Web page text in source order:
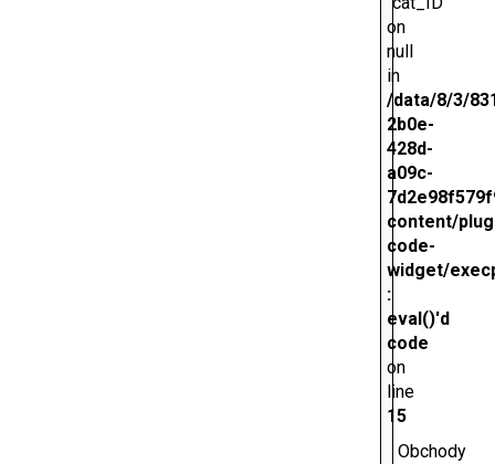
on
null
in
/data/8/3/
2b0e-
428d-
a09c-
content/
code-
widget/
:
eval()'d
code
on
line
15
Obchody